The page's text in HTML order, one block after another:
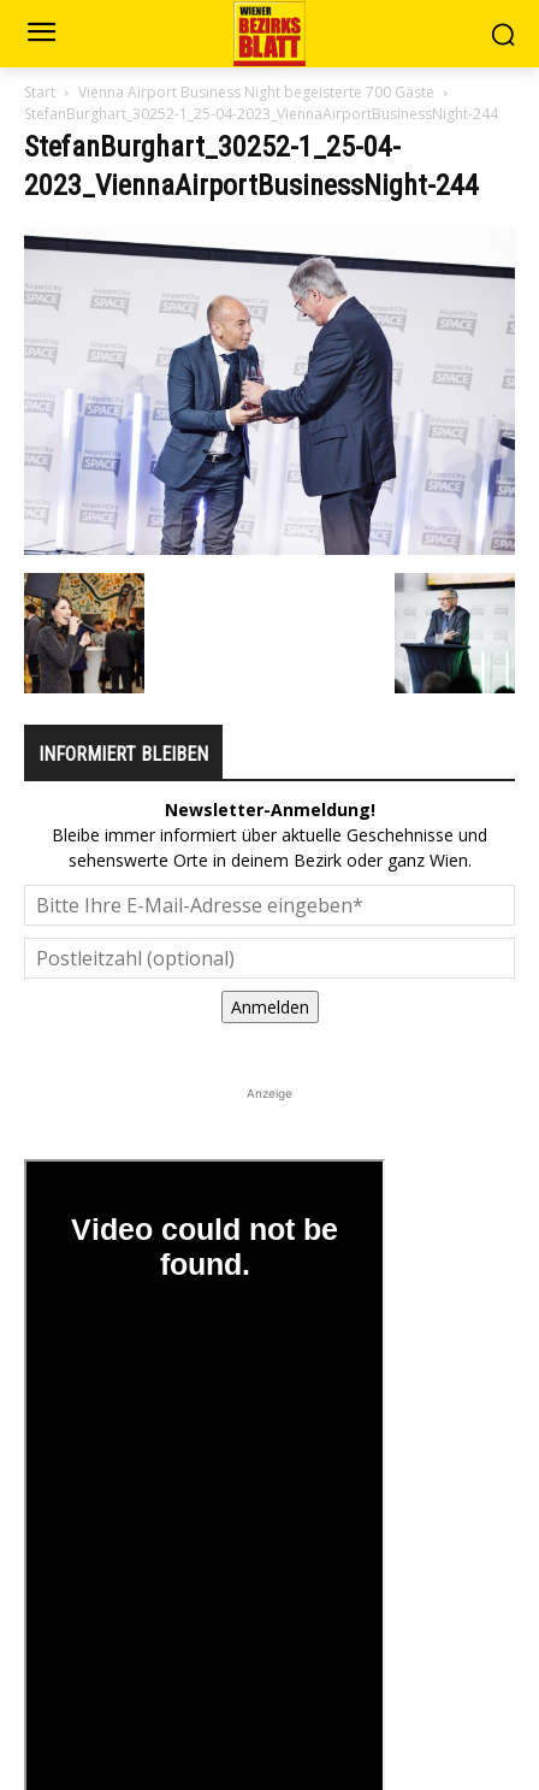
Start
Vienna Airport Business Night begeisterte 700 Gäste
StefanBurghart_30252-1_25-04-2023_ViennaAirportBusinessNight-244
StefanBurghart_30252-1_25-04-
2023_ViennaAirportBusinessNight-244
INFORMIERT BLEIBEN
Newsletter-Anmeldung!
Bleibe immer informiert über aktuelle Geschehnisse und
sehenswerte Orte in deinem Bezirk oder ganz Wien.
Anmelden
Anzeige